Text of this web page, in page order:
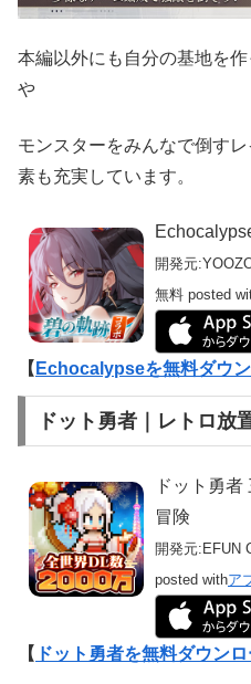
本編以外にも自分の基地を
や
モンスターをみんなで倒す
素も充実しています。
開発元:
無料 posted
【 Echocalypseを無料ダウ
ドット勇者｜レトロ放
ドット勇
冒険
開発元: EFUN
posted withア
【 ドット勇者を無料ダウン